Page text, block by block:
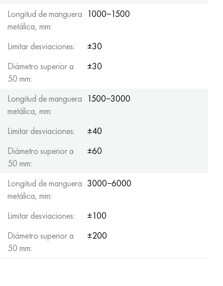
Longitud de manguera
metálica, mm:
1000−1500
Limitar desviaciones:
±30
Diámetro superior a
50 mm:
±30
Longitud de manguera
metálica, mm:
1500−3000
Limitar desviaciones:
±40
Diámetro superior a
50 mm:
±60
Longitud de manguera
metálica, mm:
3000−6000
Limitar desviaciones:
±100
Diámetro superior a
50 mm:
±200